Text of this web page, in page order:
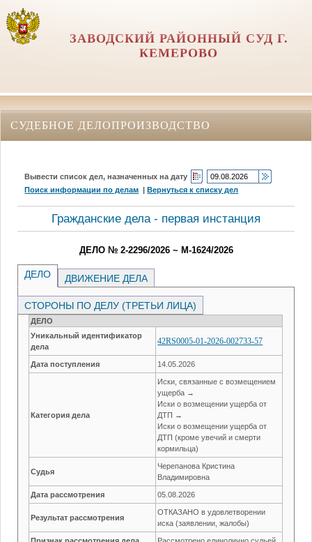
ЗАВОДСКИЙ РАЙОННЫЙ СУД Г.
КЕМЕРОВО
СУДЕБНОЕ ДЕЛОПРОИЗВОДСТВО
Вывести список дел, назначенных на дату
Поиск информации по делам |Вернуться к списку дел
Гражданские дела - первая инстанция
ДЕЛО № 2-2296/2026 ~ М-1624/2026
ДЕЛО ДВИЖЕНИЕ ДЕЛА
СТОРОНЫ ПО ДЕЛУ (ТРЕТЬИ ЛИЦА)
ДЕЛО
Уникальный идентификатор
дела
42RS0005-01-2026-002733-57
Дата поступления 14.05.2026
Категория дела
Иски, связанные с возмещением
ущерба →
Иски о возмещении ущерба от
ДТП →
Иски о возмещении ущерба от
ДТП (кроме увечий и смерти
кормильца)
Судья
Черепанова Кристина
Владимировна
Дата рассмотрения 05.08.2026
Результат рассмотрения
ОТКАЗАНО в удовлетворении
иска (заявлении, жалобы)